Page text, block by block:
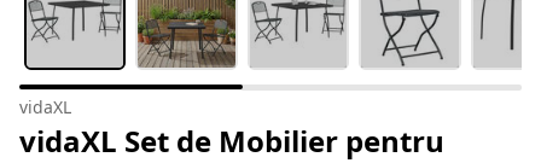
vidaXL
vidaXL Set de Mobilier pentru